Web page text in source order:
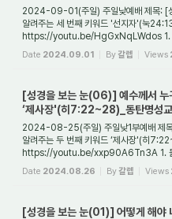
2024-09-01(주일) 주일낮예배 제목: [
알려주는 세 번째 키워드 '선지자'(눅
https://youtu.be/HgGxNqLWdos 1.
기록이라고 할 수 있다. ...
Date 2024.09.01 By갈렙 Views
[성경을 보는 눈(06)] 예수께서 누
‘제사장'(히7:22~28)_동탄명성
2024-08-25(주일) 주일낮1부예배 제
알려주는 두 번째 키워드 ‘제사장'(히
https://youtu.be/xxp90A6Tn3A 1. 들
무엇인가? 그것은 성경에서 영...
Date 2024.08.26 By갈렙 Views
[성경을 보는 눈(01)] 어떻게 해야